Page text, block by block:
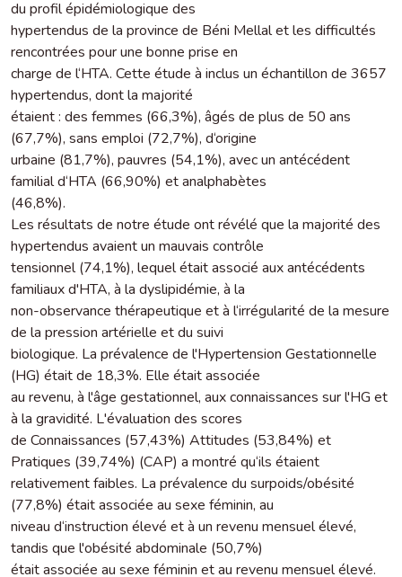
du profil épidémiologique des
hypertendus de la province de Béni Mellal et les difficultés
rencontrées pour une bonne prise en
charge de l‘HTA. Cette étude à inclus un échantillon de 3657
hypertendus, dont la majorité
étaient : des femmes (66,3%), âgés de plus de 50 ans
(67,7%), sans emploi (72,7%), d‘origine
urbaine (81,7%), pauvres (54,1%), avec un antécédent
familial d‘HTA (66,90%) et analphabètes
(46,8%).
Les résultats de notre étude ont révélé que la majorité des
hypertendus avaient un mauvais contrôle
tensionnel (74,1%), lequel était associé aux antécédents
familiaux d'HTA, à la dyslipidémie, à la
non-observance thérapeutique et à l‘irrégularité de la mesure
de la pression artérielle et du suivi
biologique. La prévalence de l'Hypertension Gestationnelle
(HG) était de 18,3%. Elle était associée
au revenu, à l'âge gestationnel, aux connaissances sur l'HG et
à la gravidité. L'évaluation des scores
de Connaissances (57,43%) Attitudes (53,84%) et
Pratiques (39,74%) (CAP) a montré qu‘ils étaient
relativement faibles. La prévalence du surpoids/obésité
(77,8%) était associée au sexe féminin, au
niveau d‘instruction élevé et à un revenu mensuel élevé,
tandis que l'obésité abdominale (50,7%)
était associée au sexe féminin et au revenu mensuel élevé.